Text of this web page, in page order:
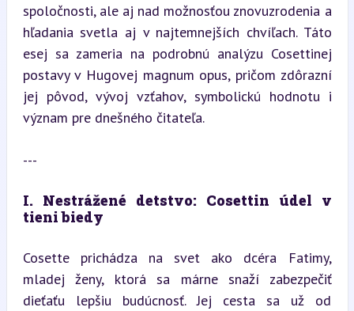
spoločnosti, ale aj nad možnosťou znovuzrodenia a
hľadania svetla aj v najtemnejších chvíľach. Táto
esej sa zameria na podrobnú analýzu Cosettinej
postavy v Hugovej magnum opus, pričom zdôrazní
jej pôvod, vývoj vzťahov, symbolickú hodnotu i
význam pre dnešného čitateľa.
---
I. Nestrážené detstvo: Cosettin údel v
tieni biedy
Cosette prichádza na svet ako dcéra Fatimy,
mladej ženy, ktorá sa márne snaží zabezpečiť
dieťaťu lepšiu budúcnosť. Jej cesta sa už od